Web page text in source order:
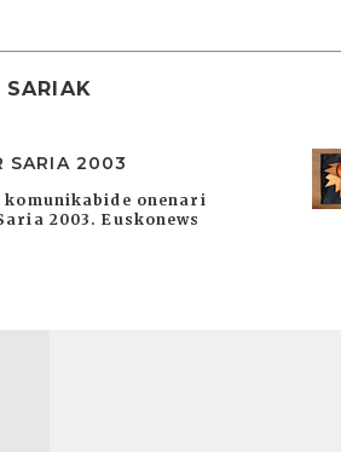
SARIAK
SARIA 2003
komunikabide onenari
2003. Euskonews